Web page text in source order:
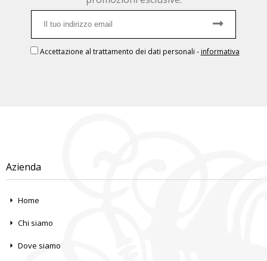
Accettazione al trattamento dei dati personali - informativa
Azienda
Home
Chi siamo
Dove siamo